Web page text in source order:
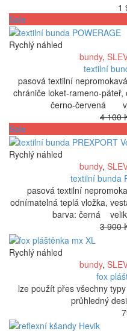
1
Sale
Rychlý náhled
bundy,
textilní
pasová textilní
chrániče loket-rameno-
černo-červená
4 100
Sale
Rychlý náhled
bundy,
textilní bunda
pasová textilní
odnímatelná teplá vložka,
barva: černá
3 900
Rychlý náhled
bundy,
fox
lze použít přes všechny
průhledný